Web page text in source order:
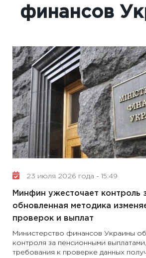
финансов
23 июля 2026 года - 15:49
Минфин ужесточает контроль
обновленная методика
проверок и выплат
Министерство финансов Украины
контроля за пенсионными
требования к проверке данных